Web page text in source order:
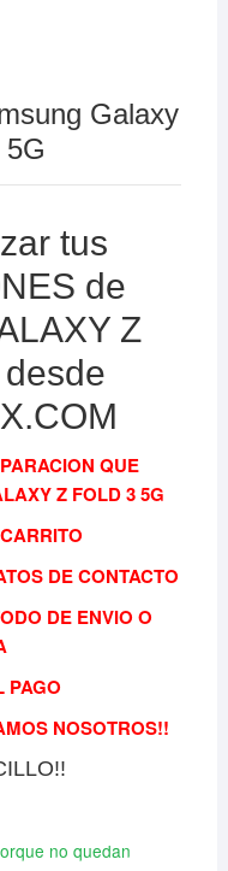
Galaxy
tus
de
Z
QUE
Z FOLD 3 5G
DE CONTACTO
DE ENVIO O
PAGO
NOSOTROS!!
no quedan